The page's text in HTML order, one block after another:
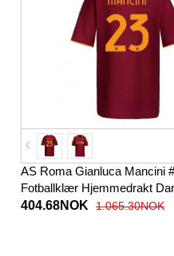
AS Roma Gianluca Mancini
Fotballklær Hjemmedrakt
Kortermet
404.68NOK 1.065.30NOK